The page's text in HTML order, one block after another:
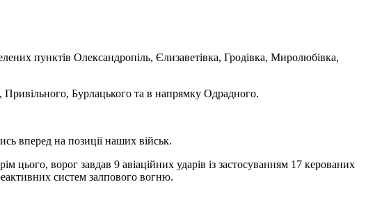
пунктів Олександропіль, Єлизаветівка, Гродівка, Миролюбівка,
Бурлацького та в напрямку Одрадного.
вперед на позиції наших військ.
цього, ворог завдав 9 авіаційних ударів із застосуванням 17 керованих
систем залпового вогню.